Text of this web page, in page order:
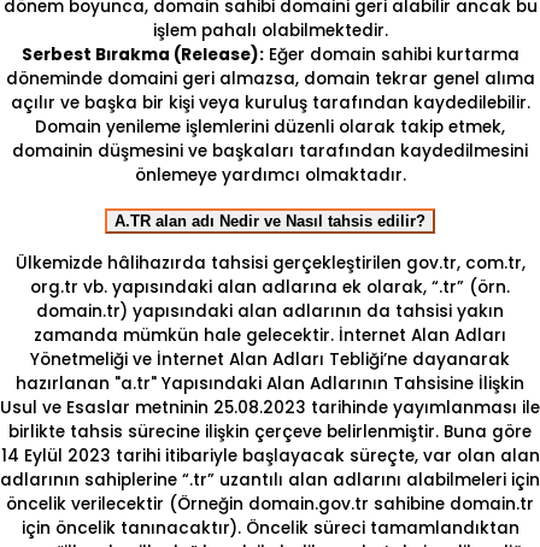
dönem boyunca, domain sahibi domaini geri alabilir ancak bu
işlem pahalı olabilmektedir.
Serbest Bırakma (Release):Eğer domain sahibi kurtarma
döneminde domaini geri almazsa, domain tekrar genel alıma
açılır ve başka bir kişi veya kuruluş tarafından kaydedilebilir.
Domain yenileme işlemlerini düzenli olarak takip etmek,
domainin düşmesini ve başkaları tarafından kaydedilmesini
önlemeye yardımcı olmaktadır.
A.TR alan adı Nedir ve Nasıl tahsis edilir?
Ülkemizde hâlihazırda tahsisi gerçekleştirilen gov.tr, com.tr,
org.tr vb. yapısındaki alan adlarına ek olarak, “.tr” (örn.
domain.tr) yapısındaki alan adlarının da tahsisi yakın
zamanda mümkün hale gelecektir. İnternet Alan Adları
Yönetmeliği ve İnternet Alan Adları Tebliği’ne dayanarak
hazırlanan "a.tr" Yapısındaki Alan Adlarının Tahsisine İlişkin
Usul ve Esaslar metninin 25.08.2023 tarihinde yayımlanması ile
birlikte tahsis sürecine ilişkin çerçeve belirlenmiştir. Buna göre
14 Eylül 2023 tarihi itibariyle başlayacak süreçte, var olan alan
adlarının sahiplerine “.tr” uzantılı alan adlarını alabilmeleri için
öncelik verilecektir (Örneğin domain.gov.tr sahibine domain.tr
için öncelik tanınacaktır). Öncelik süreci tamamlandıktan